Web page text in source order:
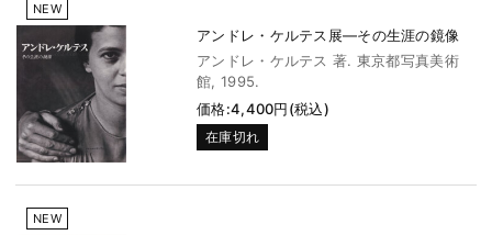
NEW
アンドレ・ケルテス展―その生涯の鏡像
アンドレ・ケルテス 著. 東京都写真美術
館, 1995.
価格:4,400円(税込)
在庫切れ
NEW